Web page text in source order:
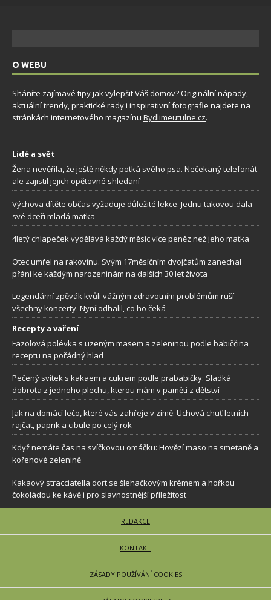
O WEBU
Sháníte zajímavé tipy jak vylepšit Váš domov? Originální nápady,
aktuální trendy, praktické rady i inspirativní fotografie najdete na
stránkách internetového magazínu Bydlimeutulne.cz.
Lidé a svět
Žena nevěřila, že ještě někdy potká svého psa. Nečekaný telefonát
ale zajistil jejich opětovné shledaní
Výchova dítěte občas vyžaduje důležité lekce. Jednu takovou dala
své dceři mladá matka
4letý chlapeček vydělává každý měsíc více peněz než jeho matka
Otec umřel na rakovinu. Svým 17měsíčním dvojčatům zanechal
přání ke každým narozeninám na dalších 30 let života
Legendární zpěvák kvůli vážným zdravotním problémům ruší
všechny koncerty. Nyní odhalil, co ho čeká
Recepty a vaření
Fazolová polévka s uzeným masem a zeleninou podle babiččina
receptu na pořádný hlad
Pečený svítek s kakaem a cukrem podle prababičky: Sladká
dobrota z jednoho plechu, kterou mám v paměti z dětství
Jak na domácí lečo, které vás zahřeje v zimě: Uchová chuť letních
rajčat, paprik a cibule po celý rok
Když nemáte čas na svíčkovou omáčku: Hovězí maso na smetaně a
kořenové zelenině
Kakaový stracciatella dort se šlehačkovým krémem a hořkou
čokoládou ke kávě i pro slavnostnější příležitost
REDAKCE
KONTAKT
ZÁSADY POUŽÍVÁNÍ COOKIES